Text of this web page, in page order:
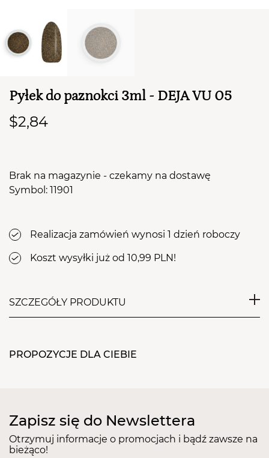
Suma koszyka (
PRZEJDŹ DO KOSZYKA
Pyłek do paznokci 3ml - DEJA VU 05
$2,84
Brak na magazynie - czekamy na dostawę
Symbol: 11901
Realizacja zamówień wynosi 1 dzień roboczy
Koszt wysyłki już od 10,99 PLN!
SZCZEGÓŁY PRODUKTU
przepełnione są delikatnością dzięki pastelowej
które dodadzą blasku i spektakularnego wyglądu
każdej Twojej stylizacji.
Posyp nieutwardzony top (pomalowanego
PROPOZYCJE DLA CIEBIE
Zapisz się do Newslettera
Otrzymuj informacje o promocjach i bądź zawsze na
bieżąco!